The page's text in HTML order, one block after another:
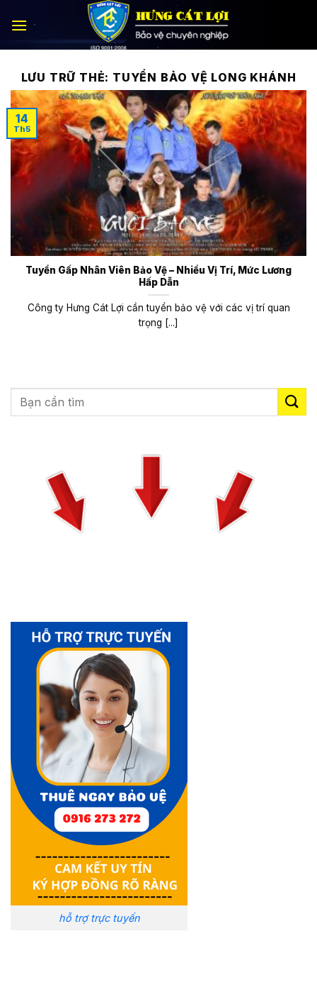
qua
LƯU TRỮ THẺ: TUYỂN BẢO VỆ LONG KHÁNH
Tuyển Gấp Nhân Viên Bảo Vệ – Nhiều Vị Trí, Mức Lương
Hấp Dẫn
Công ty Hưng Cát Lợi cần tuyển bảo vệ với các vị trí quan
trọng [...]
14
Th5
hỗ trợ trực tuyến